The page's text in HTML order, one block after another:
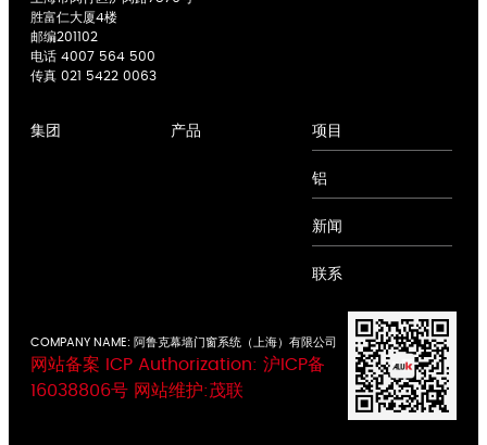
胜富仁大厦4楼
邮编201102
电话 4007 564 500
传真 021 5422 0063
集团 产品 项目
铝
新闻
联系
COMPANY NAME: 阿鲁克幕墙门窗系统（上海）有限公司
网站备案 ICP Authorization: 沪ICP备
16038806号 网站维护:茂联